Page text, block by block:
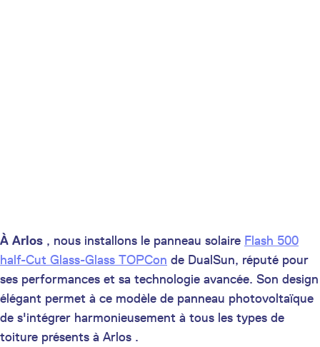
À Arlos , nous installons le panneau solaire Flash 500
half-Cut Glass-Glass TOPCon de DualSun, réputé pour
ses performances et sa technologie avancée. Son design
élégant permet à ce modèle de panneau photovoltaïque
de s'intégrer harmonieusement à tous les types de
toiture présents à Arlos .